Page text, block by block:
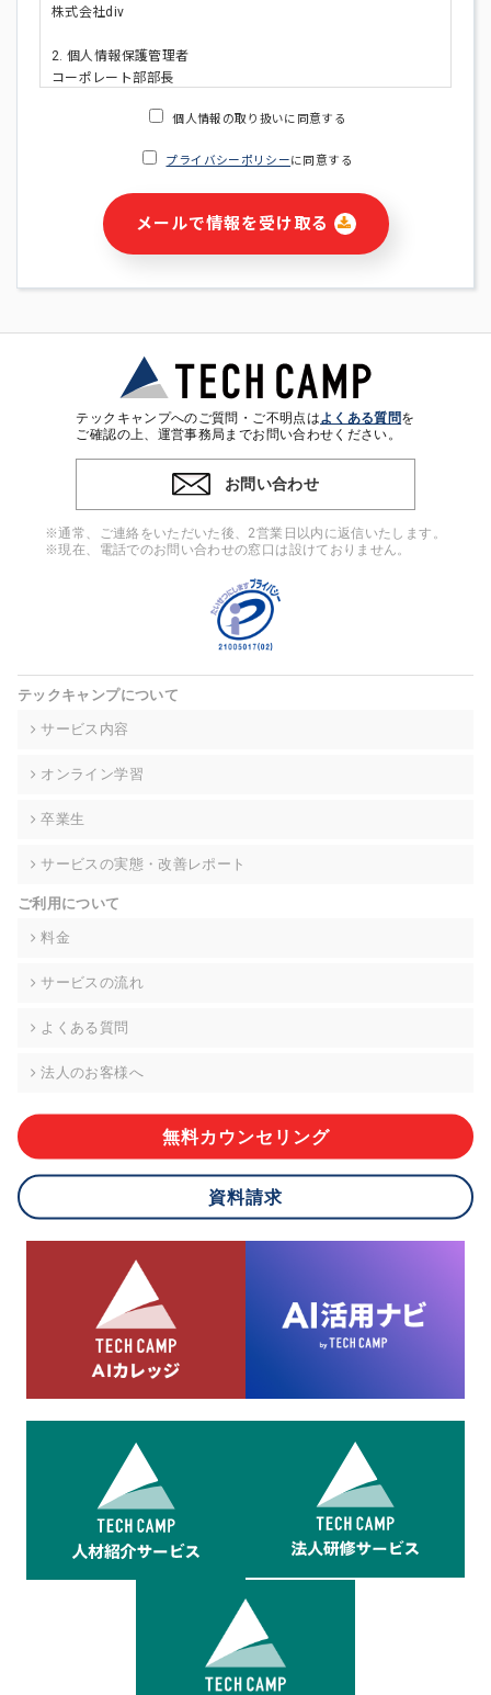
株式会社div
2. 個人情報保護管理者
コーポレート部部長
・ご請求された資料の送付のため
・本サービス及び本サービスに関連する情報(当社及び第三者の
サービス又は商品等の広告配信・宣伝を含みますが、それらに
・個人(法人の場合は担当者)を識別できない形式に加工した統
計情報の作成および利用
※上記の利用目的に基づいた本人への連絡及び配信について
4. 個人情報の第三者提供
ンをとるために、氏名等の一部の情報をサービス内で使用する
チャットツールで発信することにより、本サービスの他の利用
者等に提供することがあります。
当社は事業運営上、前項利用目的の範囲に限って個人情報を外
高い委託先を選定し、個人情報の適正管理・機密保持について
個人情報の開示等(利用目的の通知、開示、内容の訂正・追加・
て、下記の当社問合わせ窓口に申し出ることができます。その
的な期間内に対応いたします。ただし、申請が本人確認が不可
により、ご希望に添えない場合があります。 なお、アクセスロ
グなどの個人情報以外の情報については、原則として開示等は
株式会社div 個人情報問合せ窓口
メールアドレス:privacy_policy@di-v.co.jp
ご本人様が当社に個人情報を提供されるかどうかは任意による
応ができない場合があります。
8.cookieにより取得・分析した情報とその利用について
当社は第三者が運営するデータ・マネジメント・プラットフォ
ームからcookieにより収集されたウェブの閲覧機歴及びその分
析結果を取得し、これをお客様の個人データと結びつけた上
で、広告配信等の目的で利用いたします。
個人情報の取り扱いに同意する
プライバシーポリシーに同意する
メールで情報を受け取る
テックキャンプへのご質問・ご不明点はよくある質問を
ご確認の上、運営事務局までお問い合わせください。
お問い合わせ
※通常、ご連絡をいただいた後、2営業日以内に返信いたします。
※現在、電話でのお問い合わせの窓口は設けておりません。
テックキャンプについて
サービス内容
オンライン学習
卒業生
サービスの実態・改善レポート
ご利用について
料金
サービスの流れ
よくある質問
法人のお客様へ
無料カウンセリング
資料請求